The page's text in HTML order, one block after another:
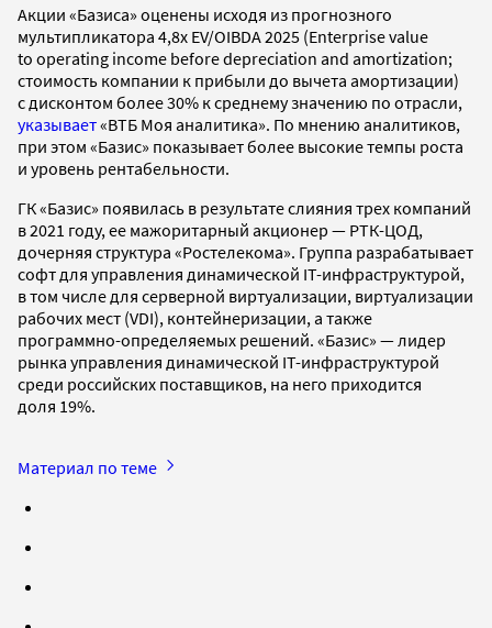
Акции «Базиса» оценены исходя из прогнозного
мультипликатора 4,8х EV/OIBDA 2025 (Enterprise value
to operating income before depreciation and amortization;
стоимость компании к прибыли до вычета амортизации)
с дисконтом более 30% к среднему значению по отрасли,
указывает«ВТБ Моя аналитика». По мнению аналитиков,
при этом «Базис» показывает более высокие темпы роста
и уровень рентабельности.
ГК «Базис» появилась в результате слияния трех компаний
в 2021 году, ее мажоритарный акционер — РТК-ЦОД,
дочерняя структура «Ростелекома». Группа разрабатывает
софт для управления динамической IT-инфраструктурой,
в том числе для серверной виртуализации, виртуализации
рабочих мест (VDI), контейнеризации, а также
программно-определяемых решений. «Базис» — лидер
рынка управления динамической IT-инфраструктурой
среди российских поставщиков, на него приходится
доля 19%.
Материал по теме